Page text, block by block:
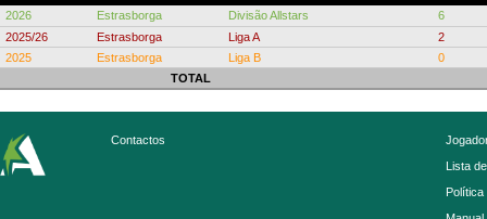
2026 Estrasborga Divisão Allstars
6
2025/26
Estrasborga Liga A
2
2025
Estrasborga Liga B
0
TOTAL
Contactos
Lista
Política